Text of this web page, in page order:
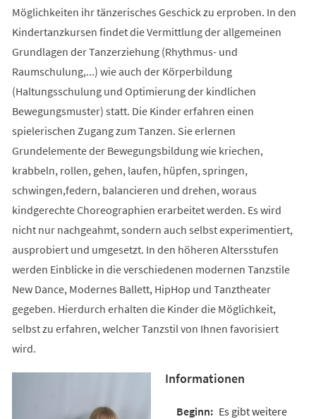
Möglichkeiten ihr tänzerisches Geschick zu erproben. In den
Kindertanzkursen findet die Vermittlung der allgemeinen
Grundlagen der Tanzerziehung (Rhythmus- und
Raumschulung,...) wie auch der Körperbildung
(Haltungsschulung und Optimierung der kindlichen
Bewegungsmuster) statt. Die Kinder erfahren einen
spielerischen Zugang zum Tanzen. Sie erlernen
Grundelemente der Bewegungsbildung wie kriechen,
krabbeln, rollen, gehen, laufen, hüpfen, springen,
schwingen,federn, balancieren und drehen, woraus
kindgerechte Choreographien erarbeitet werden. Es wird
nicht nur nachgeahmt, sondern auch selbst experimentiert,
ausprobiert und umgesetzt. In den höheren Altersstufen
werden Einblicke in die verschiedenen modernen Tanzstile
New Dance, Modernes Ballett, HipHop und Tanztheater
gegeben. Hierdurch erhalten die Kinder die Möglichkeit,
selbst zu erfahren, welcher Tanzstil von Ihnen favorisiert
wird.
Informationen
Es gibt weitere